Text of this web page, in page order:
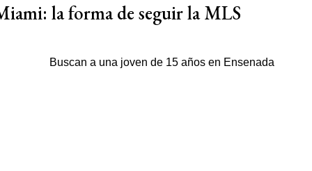
la forma de seguir la MLS